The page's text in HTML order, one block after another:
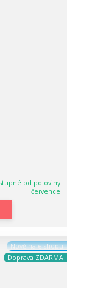
od poloviny
července
Nově na e-shopu
Doprava ZDARMA